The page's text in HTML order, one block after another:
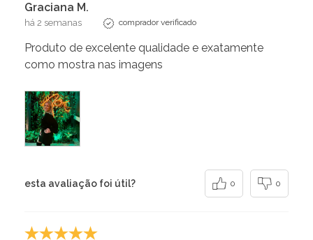
Graciana M.
há 2 semanas comprador verificado
Produto de excelente qualidade e exatamente
como mostra nas imagens
esta avaliação foi útil? 0 0